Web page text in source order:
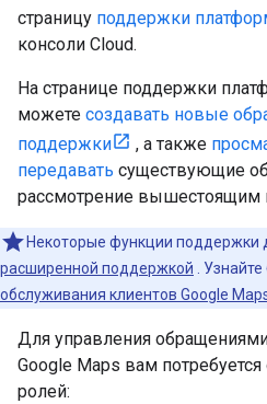
страницу поддержки
консоли Cloud.
На странице поддержки
можете создавать новые
поддержки
, а также
передавать существующие
рассмотрение вышестоящим
Некоторые функции поддержки
расширенной поддержкой .
обслуживания клиентов Google
Для управления
Google Maps вам
ролей: